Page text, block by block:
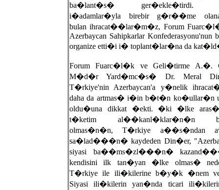
ba�lant�s� ger�ekle�tirdi.
i�adamlar�yla birebir g�r��me
bulan ihracat��lar�m�z, Forum
Azerbaycan Sahipkarlar Konfederasyonu'nun
organize etti�i i� toplant�lar�na da
Forum Fuarc�l�k ve Geli�tirme A.�.
M�d�r Yard�mc�s� Dr. Meral
T�rkiye'nin Azerbaycan'a y�nelik
daha da artmas� i�in b�t�n ko�ullar�n
oldu�una dikkat �ekti. �ki �lke
t�ketim al��kanl�klar�n�n
olmas�n�n, T�rkiye a��s�ndan
sa�lad���n� kaydeden Din�er,
siyasi ba��ms�zl���n�
kendisini ilk tan�yan �lke olmas�
T�rkiye ile ili�kilerine b�y�k �nem
Siyasi ili�kilerin yan�nda ticari